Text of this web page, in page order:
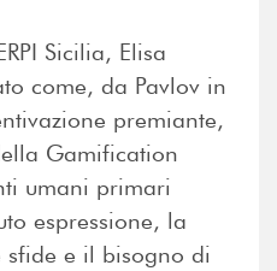
Sicilia, Elisa
come, da Pavlov in
premiante,
Gamification
umani primari
espressione, la
e il bisogno di